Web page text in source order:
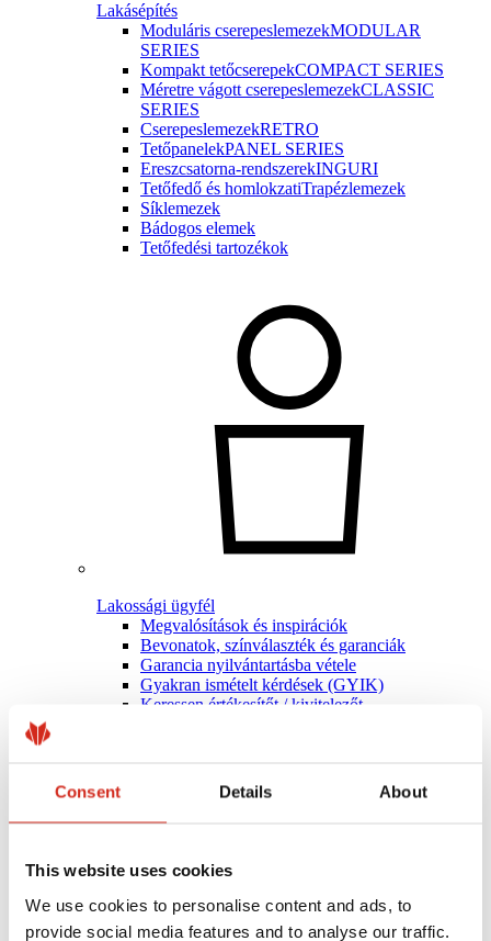
Consent Details About
This website uses cookies
We use cookies to personalise content and ads, to
provide social media features and to analyse our traffic.
Lakásépítés
Moduláris cserepeslemezekMODULAR
SERIES
Kompakt tetőcserepekCOMPACT SERIES
Méretre vágott cserepeslemezekCLASSIC
SERIES
CserepeslemezekRETRO
TetőpanelekPANEL SERIES
Ereszcsatorna-rendszerekINGURI
Tetőfedő és homlokzatiTrapézlemezek
Síklemezek
Bádogos elemek
Tetőfedési tartozékok
Lakossági ügyfél
Megvalósítások és inspirációk
Bevonatok, színválaszték és garanciák
Garancia nyilvántartásba vétele
Gyakran ismételt kérdések (GYIK)
Keressen értékesítőt / kivitelezőt